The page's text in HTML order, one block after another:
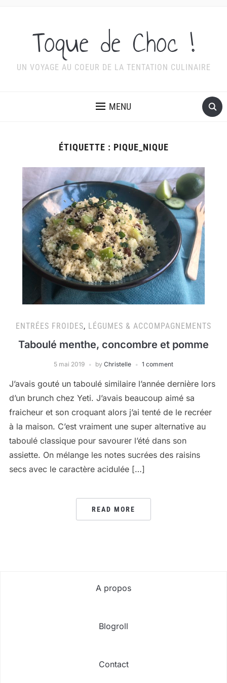
Toque de Choc !
UN VOYAGE AU COEUR DE LA TENTATION CULINAIRE
MENU
ÉTIQUETTE : PIQUE_NIQUE
ENTRÉES FROIDES, LÉGUMES & ACCOMPAGNEMENTS
Taboulé menthe, concombre et pomme
5 mai 2019 by Christelle 1 comment
J’avais gouté un taboulé similaire l’année dernière lors
d’un brunch chez Yeti. J’avais beaucoup aimé sa
fraicheur et son croquant alors j’ai tenté de le recréer
à la maison. C’est vraiment une super alternative au
taboulé classique pour savourer l’été dans son
assiette. On mélange les notes sucrées des raisins
secs avec le caractère acidulée […]
READ MORE
A propos
Blogroll
Contact